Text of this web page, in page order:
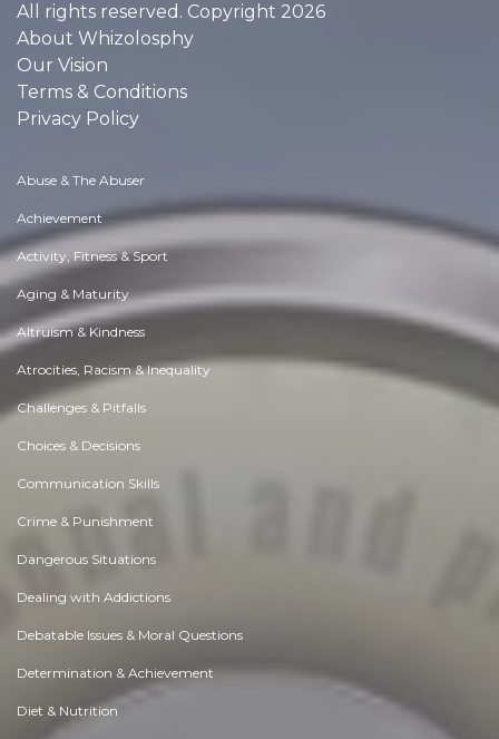
All rights reserved. Copyright 2026
About Whizolosphy
Our Vision
Terms & Conditions
Privacy Policy
Abuse & The Abuser
Achievement
Activity, Fitness & Sport
Aging & Maturity
Altruism & Kindness
Atrocities, Racism & Inequality
Challenges & Pitfalls
Choices & Decisions
Communication Skills
Crime & Punishment
Dangerous Situations
Dealing with Addictions
Debatable Issues & Moral Questions
Determination & Achievement
Diet & Nutrition